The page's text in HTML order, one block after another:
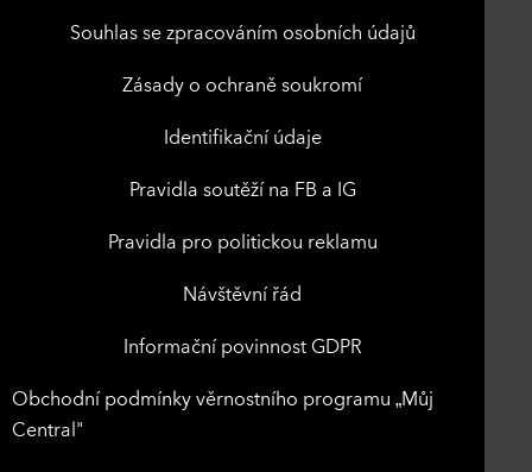
Souhlas se zpracováním osobních údajů
Zásady o ochraně soukromí
Identifikační údaje
Pravidla soutěží na FB a IG
Pravidla pro politickou reklamu
Návštěvní řád
Informační povinnost GDPR
Obchodní podmínky věrnostního programu „Můj
Central"